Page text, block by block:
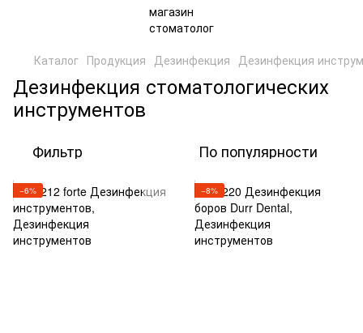
Каталог Продукция Дезинфекция Дезинфекция
Дезинфекция стоматологических
инструментов
Фильтр По популярности
−6% −8%